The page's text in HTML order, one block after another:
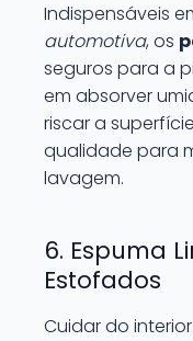
Indispensáveis
automotiva, os
seguros para a
em absorver
riscar a
qualidade para
lavagem.
6. Espuma
Estofados
Cuidar do